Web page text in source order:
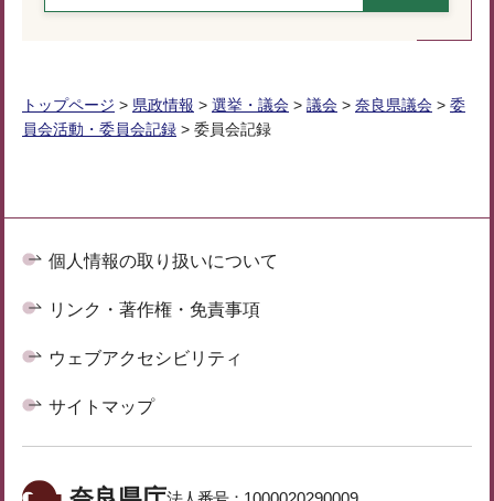
トップページ > 県政情報 > 選挙・議会 > 議会 > 奈良県議会 > 委
員会活動・委員会記録 > 委員会記録
個人情報の取り扱いについて
リンク・著作権・免責事項
ウェブアクセシビリティ
サイトマップ